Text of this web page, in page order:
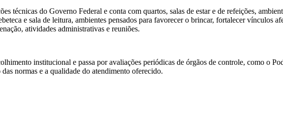
técnicas do Governo Federal e conta com quartos, salas de estar e de refeições,
e sala de leitura, ambientes pensados para favorecer o brincar, fortalecer vínculos
atividades administrativas e reuniões.
institucional e passa por avaliações periódicas de órgãos de controle, como o
normas e a qualidade do atendimento oferecido.